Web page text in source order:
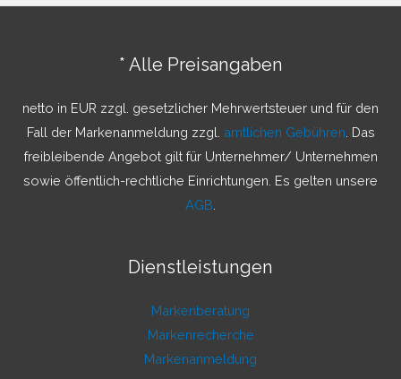
h
* Alle Preisangaben
netto in EUR zzgl. gesetzlicher Mehrwertsteuer und für den
Fall der Markenanmeldung zzgl. amtlichen Gebühren . Das
freibleibende Angebot gilt für Unternehmer/ Unternehmen
sowie öffentlich-rechtliche Einrichtungen. Es gelten unsere
AGB
Dienstleistungen
Markenberatung
Markenrecherche
Markenanmeldung